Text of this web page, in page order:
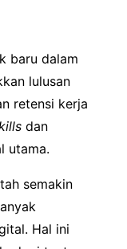
baru dalam
lulusan
retensi kerja
dan
utama.
semakin
Hal ini